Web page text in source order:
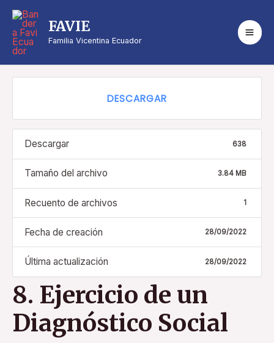
FAVIE
Familia Vicentina Ecuador
8. Ejercicio de un
Diagnóstico Social
DESCARGAR
Descargar 638
Tamaño del archivo 3.84 MB
Recuento de archivos 1
Fecha de creación 28/09/2022
Última actualización 28/09/2022
8. Ejercicio de un
Diagnóstico Social